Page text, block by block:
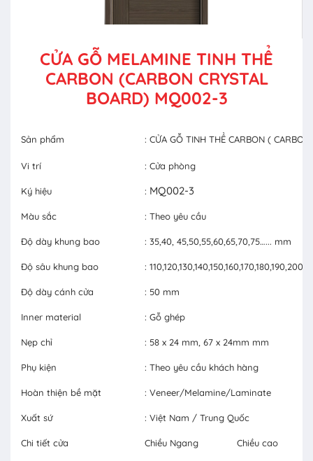
CỬA GỖ MELAMINE TINH THỂ
CARBON (CARBON CRYSTAL
BOARD) MQ002-3
Sản phẩm : CỬA GỖ TINH THỂ CARBON (
Vi trí : Cửa phòng
Ký hiệu : MQ002-3
Màu sắc : Theo yêu cầu
Độ dày khung bao : 35,40, 45,50,55,60,65,70,75…... mm
Độ sâu khung bao :
Độ dày cánh cửa : 50 mm
Inner material : Gỗ ghép
Nẹp chỉ : 58 x 24 mm, 67 x 24mm mm
Phụ kiện : Theo yêu cầu khách hàng
Hoàn thiện bề mặt : Veneer/Melamine/Laminate
Xuất sứ : Việt Nam / Trung Quốc
Chi tiết cửa Chiều Ngang Chiều cao